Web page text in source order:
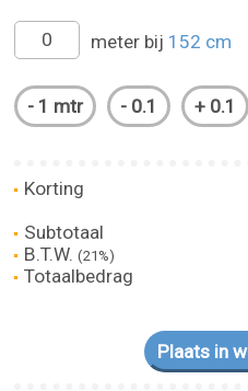
meter bij 152 cm
Korting
Subtotaal
B.T.W.(21%)
Totaalbedrag